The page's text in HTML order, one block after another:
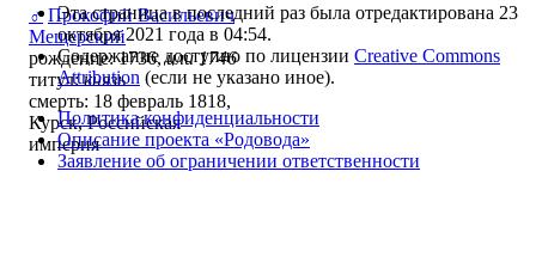
♂ Прокофий Васильевич
Мещерский
рождение: 1736,или 1746
титул:князь
смерть: 18 февраль 1818,
Курск, Российская
империя
Эта страница в последний раз была отредактирована 23
октября 2021 года в 04:54.
Содержание доступно по лицензии Creative Commons
Attribution (если не указано иное).
Политика конфиденциальности
Описание проекта «Родовода»
Заявление об ограничении ответственности